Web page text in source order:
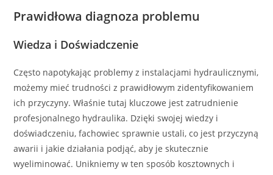
Prawidłowa diagnoza problemu
Wiedza i Doświadczenie
Często napotykając problemy z instalacjami hydraulicznymi,
możemy mieć trudności z prawidłowym zidentyfikowaniem
ich przyczyny. Właśnie tutaj kluczowe jest zatrudnienie
profesjonalnego hydraulika. Dzięki swojej wiedzy i
doświadczeniu, fachowiec sprawnie ustali, co jest przyczyną
awarii i jakie działania podjąć, aby je skutecznie
wyeliminować. Unikniemy w ten sposób kosztownych i